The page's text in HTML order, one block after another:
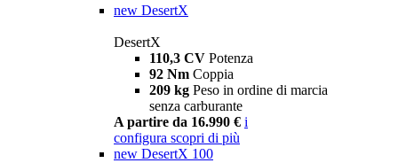
new DesertX
DesertX
110,3 CV Potenza
92 Nm Coppia
209 kg Peso in ordine di marcia
senza carburante
A partire da 16.990 € i
configura scopri di più
new DesertX 100